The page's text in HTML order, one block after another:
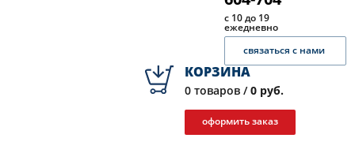
с 10 до 19
ежедневно
связаться с нами
КОРЗИНА
0 товаров / 0 руб.
оформить заказ